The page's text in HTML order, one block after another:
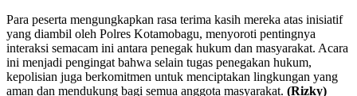
Para peserta mengungkapkan rasa terima kasih mereka atas inisiatif
yang diambil oleh Polres Kotamobagu, menyoroti pentingnya
interaksi semacam ini antara penegak hukum dan masyarakat. Acara
ini menjadi pengingat bahwa selain tugas penegakan hukum,
kepolisian juga berkomitmen untuk menciptakan lingkungan yang
aman dan mendukung bagi semua anggota masyarakat. (Rizky)